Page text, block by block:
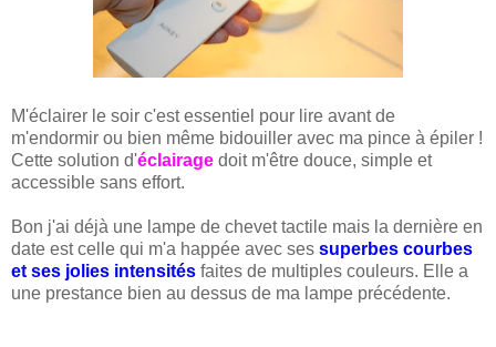
M'éclairer le soir c'est essentiel pour lire avant de
m'endormir ou bien même bidouiller avec ma pince à épiler !
Cette solution d'éclairage doit m'être douce, simple et
accessible sans effort.
Bon j'ai déjà une lampe de chevet tactile mais la dernière en
date est celle qui m'a happée avec ses superbes courbes
et ses jolies intensités faites de multiples couleurs. Elle a
une prestance bien au dessus de ma lampe précédente.